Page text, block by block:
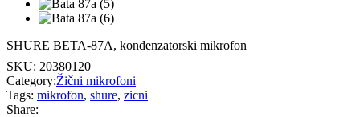
SHURE BETA-87A, kondenzatorski mikrofon
SKU: 20380120
Category:Žični mikrofoni
Tags: mikrofon, shure, zicni
Share: